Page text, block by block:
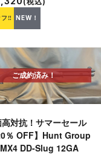
‼ NEW！
ご成約済み！
高対抗！サマーセール
％ OFF】Hunt Group
DD-Slug 12GA